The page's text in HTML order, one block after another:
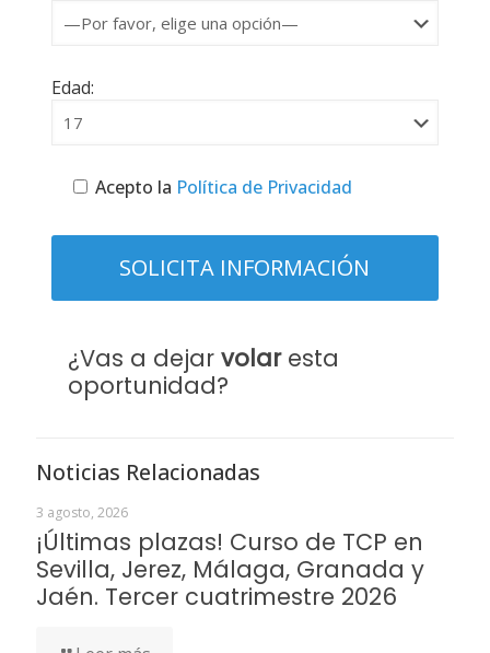
Edad:
Acepto la Política de Privacidad
¿Vas a dejar volaresta
oportunidad?
Noticias Relacionadas
3 agosto, 2026
¡Últimas plazas! Curso de TCP en
Sevilla, Jerez, Málaga, Granada y
Jaén. Tercer cuatrimestre 2026